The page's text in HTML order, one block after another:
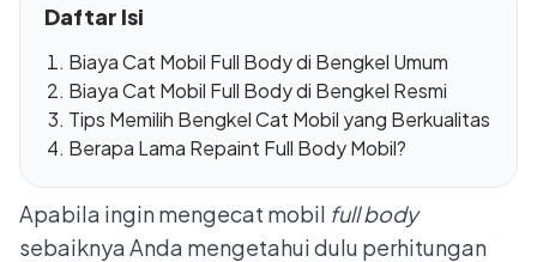
Daftar Isi
Biaya Cat Mobil Full Body di Bengkel Umum
Biaya Cat Mobil Full Body di Bengkel Resmi
Tips Memilih Bengkel Cat Mobil yang Berkualitas
Berapa Lama Repaint Full Body Mobil?
Apabila ingin mengecat mobil full body
sebaiknya Anda mengetahui dulu perhitungan